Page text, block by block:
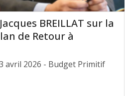
BREILLAT sur la
de Retour à
avril 2026 - Budget Primitif